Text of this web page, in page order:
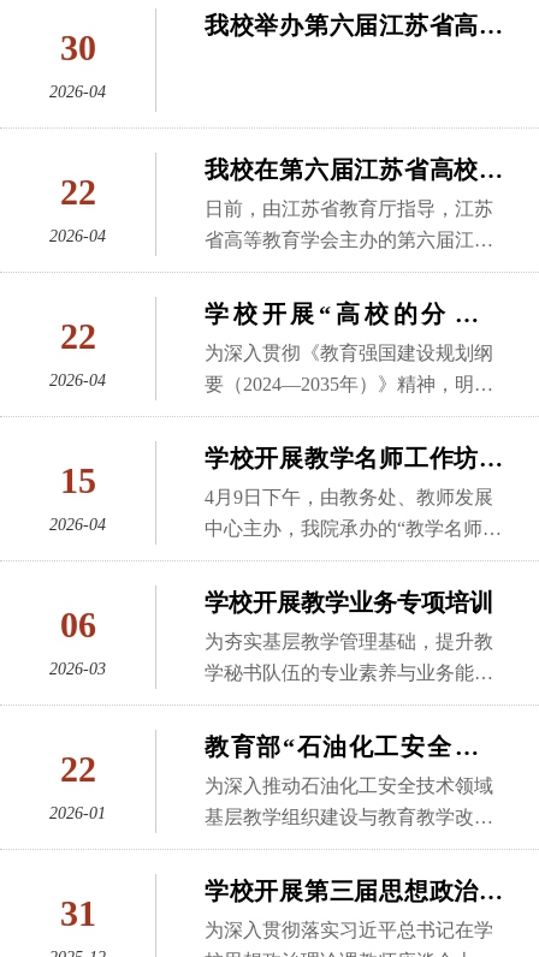
核心教学痛点，根据实际采油方案
高质量发展。
堂互动、资源建设、教学优化等环
年教师教学成长与赛事备赛需求，
切实帮助青年教师夯实教学创新基
础、提升数字化教学能力、精进赛
事备赛水平。下一步，学校将常态
化开展教师培训活动，以名师引
工智能与教育教学深度融合，全面
提升教师队伍整体教学能力与人才
培养
教学模式。同时，结合往届获奖优
用不熟练、创新点不突出等问题，
给出了具体的改进建议和解决方
案。此次专题培训的成功举办，有
效破解了教师备赛中的困惑，提升
了教师运用人工智能赋能教学创新
的能力，下一步，我校将持续聚焦
教师教学能力提升，开展更多针对
性强、实用性高的专题培训，搭建
以智赋能，助力学校教育教学高质
量发展。
创新大赛人工智能赛道特等奖尧横
高校课堂的实施路径》为题，围绕
其自主研发的人工智能赋能教学支
撑系统“灵犀智课”，以AI+备课：精
准预判、AI+分析：以学定教、AI
+助教：可视互动、AI+作业：个性
高效等四大核心功能构建全流程AI
赋能教学。实现基于数据预测难
点，从经验备课转向循证备课；通
握课堂情况；文字加代码加图形，
三位一体的智能答疑；基于技能掌
握概率算法的个性化作业推荐。参
训人员纷纷表示，“灵犀智课”是具
有很强的可操作性、可推广性的平
台，拓宽了教学创新思路。下一
步，我校将持续推进系列培训，聚
焦人工智能与教育教学融合的重点
新培训形式，助力教师提升人工智
能应用能力，推
2026年5月6日下午在逸夫楼516顺利
骨干教师积极参与。报告中，单雪
影结合自身多年教学实践，以《危
险化学品热安全风险分析》《安全
了她在教学理念、教学设计及教学
改革措施方面的探索与思考。她直
面当前教育数字化转型背景下智慧
教学与传统线下教学之间的张力，
提出二者并非对立关系，而是可以
通过科学的教学设计与灵活的教学
组织形式实现有机统一。她强调，
造。她分享了在课程中如何借助智
慧教学工具提升课堂互动性与学习
反馈效率，同时坚守线下教学中深
度思辨、师生共鸣、实践实操等不
可替代的价值环节。通过具体案
例，她生动展示了混合式教学在实
际课堂中的落地路径，既有理念层
面的高位引领，也有操作层面的具
清晰，单雪影深厚的教学功底和不
断求新的探索精神给在场教师留
30
2026-04
我校举办第六届江苏省高校
22
2026-04
我校在第六届江苏省高校教
师教学创新大赛中喜获佳绩
日前，由江苏省教育厅指导，江苏
省高等教育学会主办的第六届江苏
省高校教师教学创新大赛暨第六届
全国高校教师教学创新大赛选拔赛
的教学功底、新颖的创新设计和鲜
明的育人特色，在全省75所高校、6
出，共获特等奖1项、一等奖1项、
二等奖2项。并有3位教师入选“全国
高校教师教学创新大赛江苏赛区训
个赛道，涵盖四新建设、课程思
政、产教融合、人工智能、实验教
学等多个领域，是全省高校教学领
域规格最高、影响力最大的赛事之
一。备赛期间，学校领导高度重
视，统筹部署，组建专家团队开展
专项辅导，助力参赛教师打磨教学
成果、优化教学设计。此次获奖，
的充分肯定，也是学校深化教育教
学改革、加强教师队伍建设的重要
22
2026-04
学校开展“高校的分类发
展”专题培训暨教学名师工
作坊系列培训活动（第二
期）
为深入贯彻《教育强国建设规划纲
要（2024—2035年）》精神，明晰
高校分类发展路径，凝聚办学共
识，4月20日，教务处、教师发展中
开展了“高校的分类发展”——教学
名师工作坊系列培训（第二期）。
教育经济研究所郭建如教授作专题
报告，学校各专业、教研室负责人
参加培训。活动由教务处副处长、
策研究，聚焦高校分类发展、产教
融合等领域，有着深厚的理论积淀
和丰富的研究经验。讲座中，他结
合国内外高校分类发展实践案例，
系统解读了高校分类发展的政策导
向、核心内涵，深入分析了当前我
国高校分类发展面临的机遇与挑
15
2026-04
学校开展教学名师工作坊暨
青年教师教学系列培训活动
（第一期）
4月9日下午，由教务处、教师发展
中心主办，我院承办的“教学名师工
作坊”暨青年教师教学培训活动在文
彰楼秋白讲堂举行。第五届全国高
周本卫老师应邀作专题报告，全校4
0余名青年教师参加活动。本次工作
程教学创新设计”为主题，周本卫老
师结合自身参赛与教学实践经验，
围绕 AI 技术在思政课教学中的应
要求出发，系统阐释了AI技术如何
赋能教学内容重构、教学方法创新
06
2026-03
学校开展教学业务专项培训
为夯实基层教学管理基础，提升教
学秘书队伍的专业素养与业务能
力，保障新学期教学运行平稳有
序，3月5日下午，教务处、教师发
室召开本学期第一次全校教学秘书
业务能力培训。分管教务、学籍的
书参加了会议。本次培训聚焦实务
操作与流程优化，旨在通过经验分
22
2026-01
教育部“石油化工安全技术
虚拟教研室”2026年首次教
学研讨会暨工作部署会圆满
召开
为深入推动石油化工安全技术领域
基层教学组织建设与教育教学改革
创新，1月20日，由我校牵头承办的
教育部“石油化工安全技术虚拟教研
部署会在科教城校区顺利召开。会
31
学校开展第三届思想政治理
论课教学展示活动
为深入贯彻落实习近平总书记在学